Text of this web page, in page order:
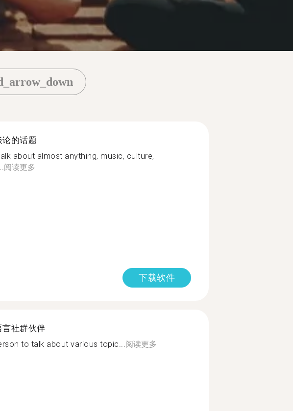
的话题
about almost anything, music, culture,
阅读更多
下载软件
言社群伙伴
to talk about various topic...阅读更多